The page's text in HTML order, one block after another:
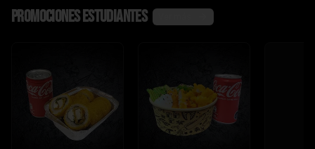
Promociones Estudiantes